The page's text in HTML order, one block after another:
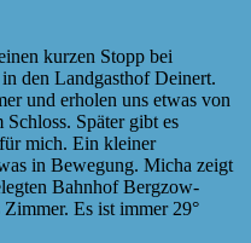
kurzen Stopp bei
in den Landgasthof Deinert.
und erholen uns etwas von
Später gibt es
mich. Ein kleiner
in Bewegung. Micha zeigt
Bahnhof Bergzow-
Es ist immer 29°